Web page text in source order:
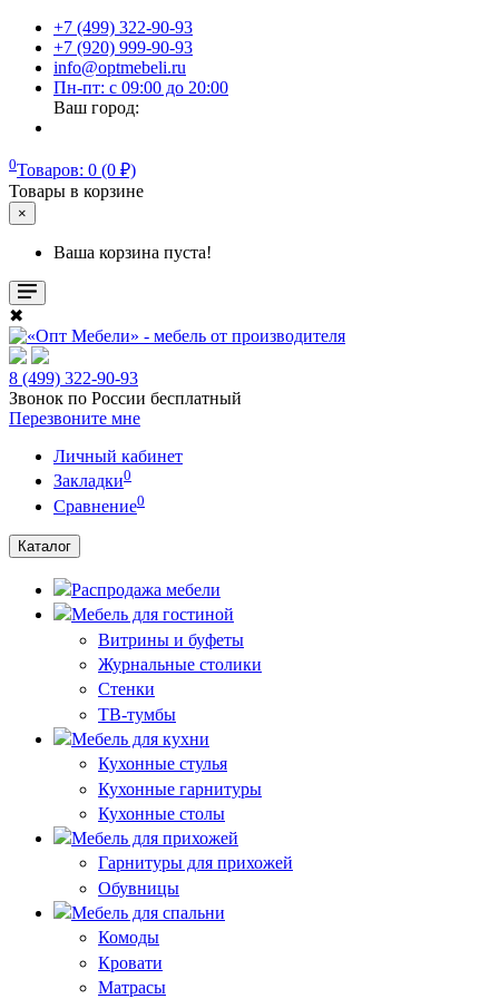
+7 (499) 322-90-93
+7 (920) 999-90-93
info@optmebeli.ru
Пн-пт: с 09:00 до 20:00
Ваш город:
0Товаров: 0 (0 ₽)
Товары в корзине
×
Ваша корзина пуста!
✖
8 (499) 322-90-93
Звонок по России бесплатный
Перезвоните мне
Личный кабинет
Закладки0
Сравнение0
Каталог
Распродажа мебели
Мебель для гостиной
Витрины и буфеты
Журнальные столики
Стенки
ТВ-тумбы
Мебель для кухни
Кухонные стулья
Кухонные гарнитуры
Кухонные столы
Мебель для прихожей
Гарнитуры для прихожей
Обувницы
Мебель для спальни
Комоды
Кровати
Матрасы